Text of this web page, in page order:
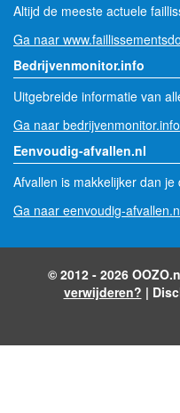
Altijd de meeste actuele
Ga naar
Bedrijvenmonitor.info
Uitgebreide informatie van
Ga naar bedrijvenmonitor.info
Eenvoudig-afvallen.nl
Afvallen is makkelijker dan je
Ga naar eenvoudig-
© 2012 - 2026
verwijderen? |